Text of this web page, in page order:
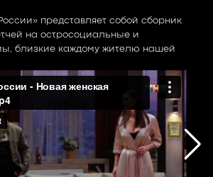
представляет собой сборник
на остросоциальные и
близкие каждому жителю нашей